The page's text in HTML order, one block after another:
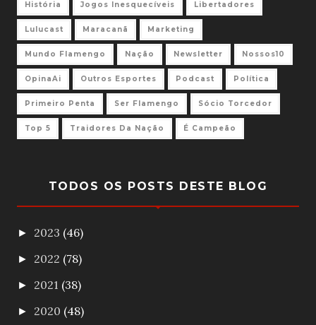
História Jogos Inesquecíveis Libertadores
Lulucast Maracanã Marketing
Mundo Flamengo Nação Newsletter Nossos10
OpinaAi Outros Esportes Podcast Política
Primeiro Penta Ser Flamengo Sócio Torcedor
Top 5 Traidores Da Nação É Campeão
TODOS OS POSTS DESTE BLOG
► 2023 (46)
► 2022 (78)
► 2021 (38)
► 2020 (48)